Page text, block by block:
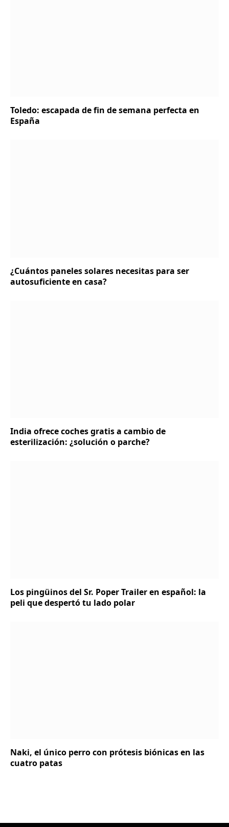
Toledo: escapada de fin de semana perfecta en
España
¿Cuántos paneles solares necesitas para ser
autosuficiente en casa?
India ofrece coches gratis a cambio de
esterilización: ¿solución o parche?
Los pingüinos del Sr. Poper Trailer en español: la
peli que despertó tu lado polar
Naki, el único perro con prótesis biónicas en las
cuatro patas